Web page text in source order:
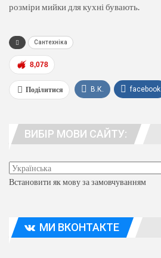
розміри мийки для кухні бувають.
Сантехніка
8,078
Поділитися В.К. facebook
люди. адреса
ВИБІР МОВИ САЙТУ:
Встановити як мову за замовчуванням
МИ ВКОНТАКТЕ